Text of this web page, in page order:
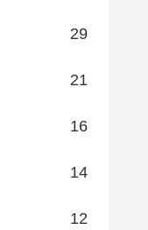
29
21
16
14
12